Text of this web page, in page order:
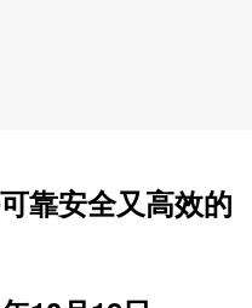
靠安全又高效的